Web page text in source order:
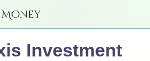
Investment